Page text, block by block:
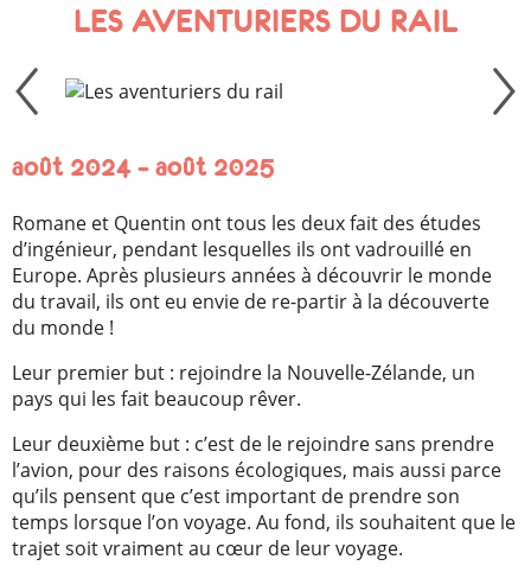
LES AVENTURIERS DU RAIL
août 2024 – août 2025
Romane et Quentin ont tous les deux fait des études
d’ingénieur, pendant lesquelles ils ont vadrouillé en
Europe. Après plusieurs années à découvrir le monde
du travail, ils ont eu envie de re-partir à la découverte
du monde !
Leur premier but : rejoindre la Nouvelle-Zélande, un
pays qui les fait beaucoup rêver.
Leur deuxième but : c’est de le rejoindre sans prendre
l’avion, pour des raisons écologiques, mais aussi parce
qu’ils pensent que c’est important de prendre son
temps lorsque l’on voyage. Au fond, ils souhaitent que le
trajet soit vraiment au cœur de leur voyage.